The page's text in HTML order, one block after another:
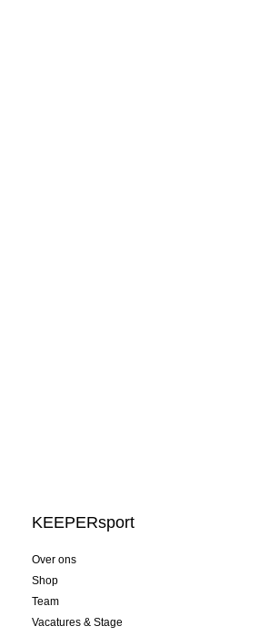
KEEPERsport
Over ons
Shop
Team
Vacatures & Stage